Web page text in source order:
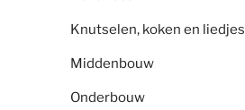
Knutselen, koken en liedjes
Middenbouw
Onderbouw